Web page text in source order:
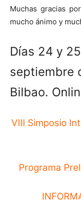
Muchas gracias
mucho ánimo y
Días 24 y
septiembre
Bilbao.
VIII Simposio
Programa